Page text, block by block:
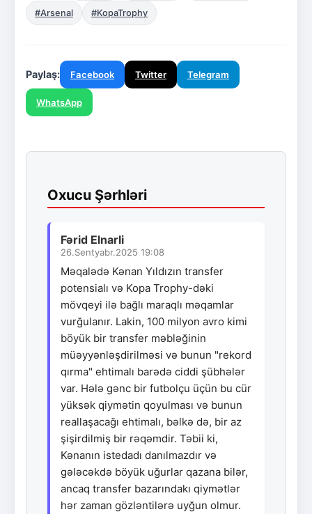
#Arsenal #KopaTrophy
Paylaş: Facebook Twitter Telegram
WhatsApp
Oxucu Şərhləri
Fərid Elnarli
26.Sentyabr.2025 19:08
Məqalədə Kənan Yıldızın transfer
potensialı və Kopa Trophy-dəki
mövqeyi ilə bağlı maraqlı məqamlar
vurğulanır. Lakin, 100 milyon avro kimi
böyük bir transfer məbləğinin
müəyyənləşdirilməsi və bunun "rekord
qırma" ehtimalı barədə ciddi şübhələr
var. Hələ gənc bir futbolçu üçün bu cür
yüksək qiymətin qoyulması və bunun
reallaşacağı ehtimalı, bəlkə də, bir az
şişirdilmiş bir rəqəmdir. Təbii ki,
Kənanın istedadı danılmazdır və
gələcəkdə böyük uğurlar qazana bilər,
ancaq transfer bazarındakı qiymətlər
hər zaman gözləntilərə uyğun olmur.